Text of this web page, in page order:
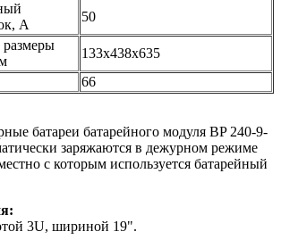
А
50
133х438х635
66
батареи батарейного модуля BP 240-9-
заряжаются в дежурном режиме
с которым используется батарейный
3U, шириной 19".